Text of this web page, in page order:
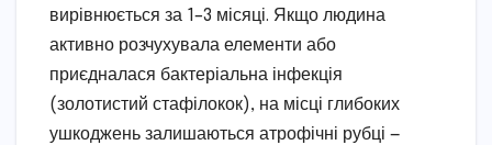
вирівнюється за 1–3 місяці. Якщо людина
активно розчухувала елементи або
приєдналася бактеріальна інфекція
(золотистий стафілокок), на місці глибоких
ушкоджень залишаються атрофічні рубці —